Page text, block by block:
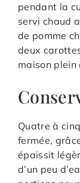
pendant la
servi chaud
de pomme
deux
maison plein
Quatre à
fermée,
épaissit
d’un peu